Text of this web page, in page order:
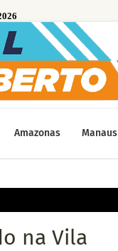
Amazonas Manaus
na Vila